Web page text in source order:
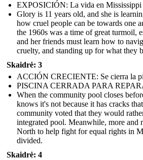
EXPOSICIÓN: La vida en Mississippi
Glory is 11 years old, and she is
how cruel people can be towards one
the 1960s was a time of great turmoil,
and her friends must learn how to
cruelty, and standing up for what they
Skaidrė: 3
ACCIÓN CRECIENTE: Se cierra la
PISCINA CERRADA PARA
When the community pool closes
knows it's not because it has cracks
community voted that they would
integrated pool. Meanwhile, more and
North to help fight for equal rights in
divided.
Skaidrė: 4